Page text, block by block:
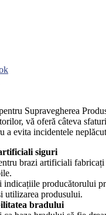
Supravegherea
vă oferă câteva
a evita incidentele
siguri
brazi artificiali fabricați
indicațiile producătorului
utilizarea produsului.
bradului